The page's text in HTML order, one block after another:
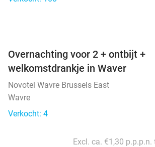
Overnachting voor 2 + ontbijt +
welkomstdrankje in Waver
Novotel Wavre Brussels East
Wavre
Verkocht: 4
Excl. ca. €1,30